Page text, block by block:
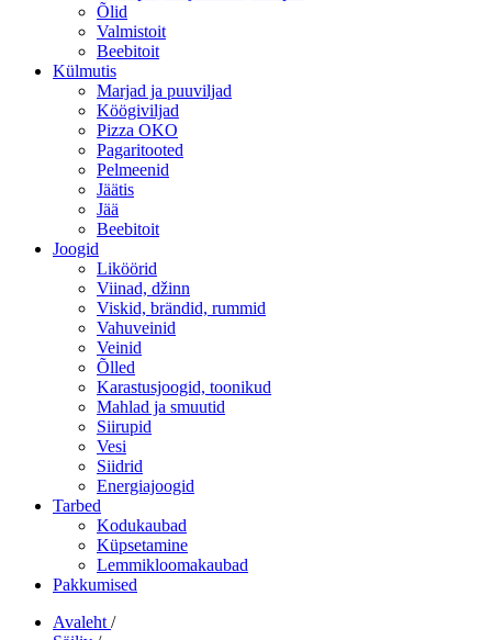
Õlid
Valmistoit
Beebitoit
Külmutis
Marjad ja puuviljad
Köögiviljad
Pizza OKO
Pagaritooted
Pelmeenid
Jäätis
Jää
Beebitoit
Joogid
Liköörid
Viinad, džinn
Viskid, brändid, rummid
Vahuveinid
Veinid
Õlled
Karastusjoogid, toonikud
Mahlad ja smuutid
Siirupid
Vesi
Siidrid
Energiajoogid
Tarbed
Kodukaubad
Küpsetamine
Lemmikloomakaubad
Pakkumised
Avaleht /